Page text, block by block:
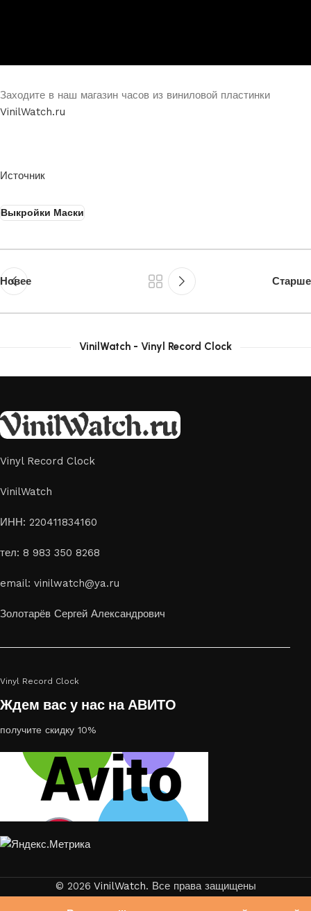
Заходите в наш магазин часов из виниловой пластинки
VinilWatch.ru
Источник
Выкройки Маски
Новее Старше
VinilWatch - Vinyl Record Clock
Vinyl Record Clock
VinilWatch
ИНН: 220411834160
тел: 8 983 350 8268
email: vinilwatch@ya.ru
Золотарёв Сергей Александрович
Vinyl Record Clock
Ждем вас у нас на АВИТО
получите скидку 10%
© 2026 VinilWatch. Все права защищены